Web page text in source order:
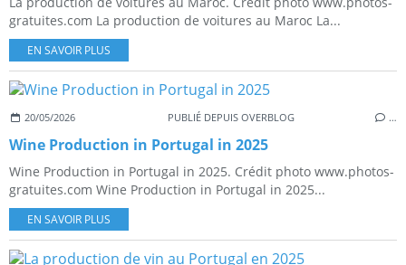
gratuites.com La production de voitures au Maroc La...
EN SAVOIR PLUS
20/05/2026 PUBLIÉ DEPUIS OVERBLOG …
Wine Production in Portugal in 2025
Wine Production in Portugal in 2025. Crédit photo www.photos-
gratuites.com Wine Production in Portugal in 2025...
EN SAVOIR PLUS